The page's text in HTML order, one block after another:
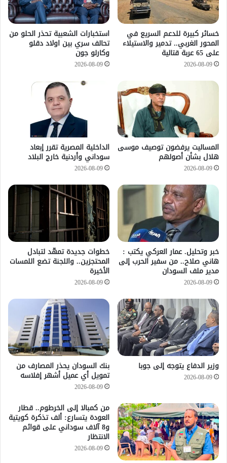
خسائر كبيرة للدعم السريع في
المحور الغربي.. تدمير والاستيلاء
على 65 عربة قتالية
2026-08-09
استخبارات الشعبية تحذر الحلو من
تحالف سري بين اولاد دقلو
وكارلو جون
2026-08-09
المساليت يرفضون توصيف موسى
هلال بشأن أصولهم
2026-08-09
الداخلية المصرية تقرر إبعاد
سوداني وأردنية خارج البلاد
2026-08-09
خبر وتحليل. عمار العركي يكتب :
هاني صلاح.. من سفير الحرب إلى
مدير ملف السودان
2026-08-09
خطوات جديدة تمهّد لتبادل
المحتجزين.. واللجنة تضع اللمسات
الأخيرة
2026-08-09
وزير الدفاع يتوجه إلى جوبا
2026-08-09
بنك السودان يحذر المصارف من
تمويل أي عميل أشهر إفلاسه
2026-08-09
من كمبالا إلى الخرطوم.. قطار
العودة يتسارع: ألف تذكرة كويتية
و8 آلاف سوداني على قوائم
الانتظار
2026-08-09